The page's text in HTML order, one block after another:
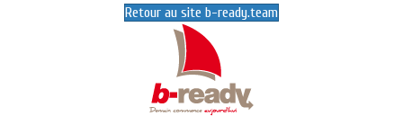
Retour au site b-ready.team